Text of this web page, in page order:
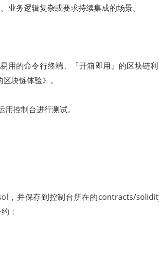
业务逻辑复杂或要求持续集成的场景。
用的命令行终端、『开箱即用』的区块链
块链体验》。
控制台进行测试。
，并保存到控制台所在的contracts/
：